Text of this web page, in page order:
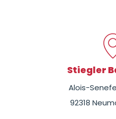
Stiegler
Alois-
92318